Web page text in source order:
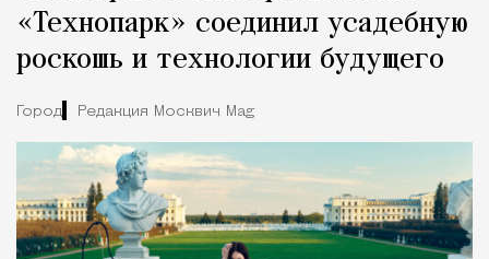
«Технопарк» соединил усадебную
роскошь и технологии будущего
Город Редакция Москвич Mag